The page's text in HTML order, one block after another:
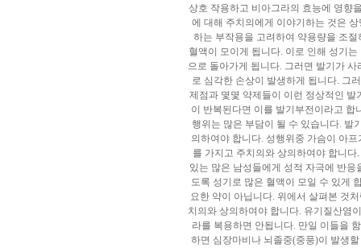
상호 작용하고 비아그라의 효능에 영향
에 대해 주치의에게 이야기하는 것은
하는 부작용을 고려하여 약용량을 조
혈액이 모이게 됩니다. 이로 인해 성기
으로 돌아가게 됩니다. 그러면 발기가
로 심각한 손상이 발생하게 됩니다. 그
제점과 몇몇 약제들이 이런 정상적인
이 반복된다면 이를 발기부전이라고 합
행위는 많은 부담이 될 수 있습니다. 발
의하여야 합니다. 성행위중 가슴이 아
를 가지고 주치의와 상의하여야 합니
있는 많은 남성들에게 성적 자극에 반
도록 성기로 많은 혈액이 모일 수 있게
요한 약이 아닙니다. 위에서 살펴본 것
치의와 상의하여야 합니다. 유기질산염
라를 복용하면 안됩니다. 만일 이들을
하면 심장마비나 뇌졸중(중풍)이 발생